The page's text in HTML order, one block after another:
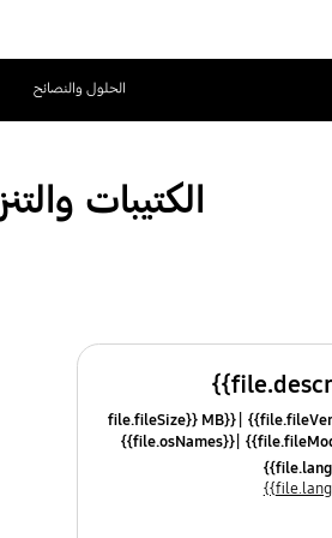
الحلول والنصائح
الكتيبات
{{file.fileSize}} MB
{{file.osNames}}